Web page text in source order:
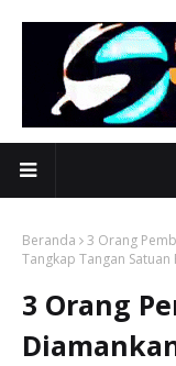
Beranda
3 Orang
Tangkap Tangan
3 Orang